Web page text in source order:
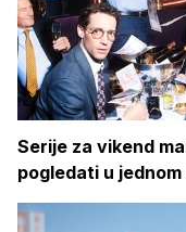
Serije za vikend
pogledati u jednom